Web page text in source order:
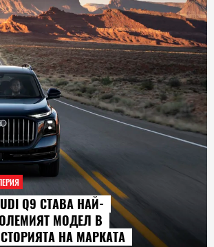
Q9 СТАВА НАЙ-
МОДЕЛ В
НА МАРКАТА